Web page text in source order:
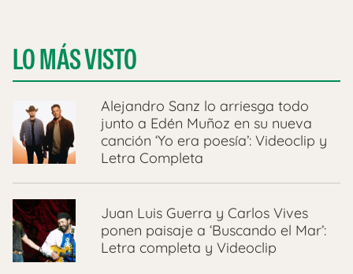
LO MÁS VISTO
Alejandro Sanz lo arriesga todo
junto a Edén Muñoz en su nueva
canción ‘Yo era poesía’: Videoclip y
Letra Completa
Juan Luis Guerra y Carlos Vives
ponen paisaje a ‘Buscando el Mar’:
Letra completa y Videoclip